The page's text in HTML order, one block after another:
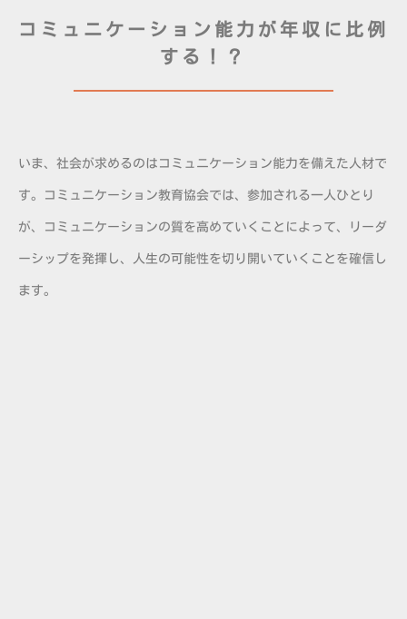
コミュニケーション能力が年収に比例
する！？
いま、社会が求めるのはコミュニケーション能力を備えた人材で
す。コミュニケーション教育協会では、参加される一人ひとり
が、コミュニケーションの質を高めていくことによって、リーダ
ーシップを発揮し、人生の可能性を切り開いていくことを確信し
ます。